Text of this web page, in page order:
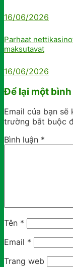
16/06/2026
Parhaat
maksutavat
16/06/2026
Để lại một
Email của bạn
trường bắt buộc
Bình luận *
Tên *
Email *
Trang web